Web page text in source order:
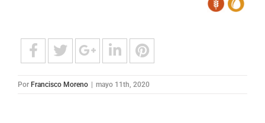
Por Francisco Moreno | mayo 11th, 2020